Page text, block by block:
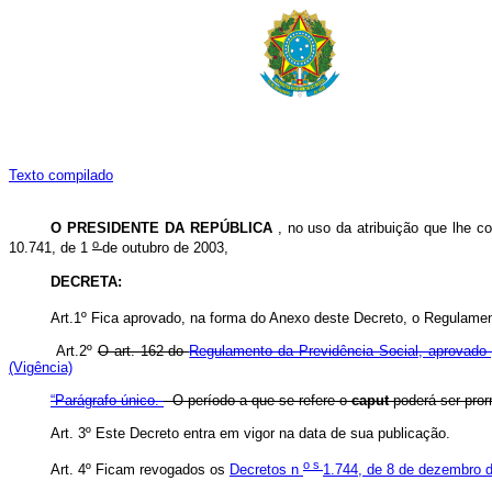
Texto compilado
O PRESIDENTE DA REPÚBLICA , no uso da atribuição que lhe
10.741, de 1 o de outubro de 2003,
DECRETA:
Art.1º Fica aprovado, na forma do Anexo deste Decreto, o
Art.2ºO art. 162 doRegulamento da Previdência Social,
(Vigência)
“Parágrafo único.O período a que se refere ocaputpoderá ser
Art. 3º Este Decreto entra em vigor na data de sua publicação.
Art. 4º Ficam revogados os Decretos n o s 1.744, de 8 de dezembro